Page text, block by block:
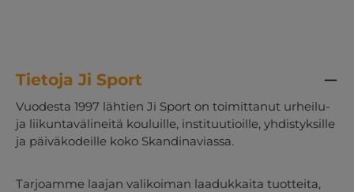
Tietoja Ji Sport
Vuodesta 1997 lähtien Ji Sport on toimittanut urheilu-
ja liikuntavälineitä kouluille, instituutioille, yhdistyksille
ja päiväkodeille koko Skandinaviassa.
Tarjoamme laajan valikoiman laadukkaita tuotteita,